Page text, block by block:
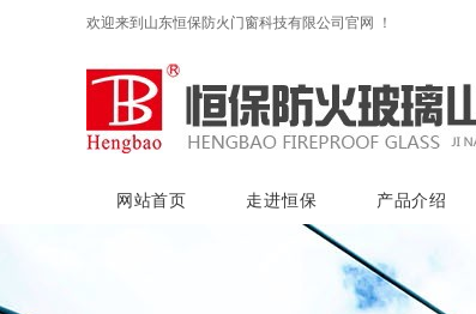
欢迎来到山东恒保防火门窗科技有限公司官网 ！
网站首页 走进恒保 产品介绍